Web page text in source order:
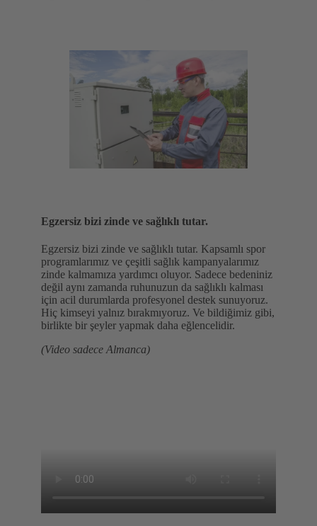
Egzersiz bizi zinde ve sağlıklı tutar.
Egzersiz bizi zinde ve sağlıklı tutar. Kapsamlı spor
programlarımız ve çeşitli sağlık kampanyalarımız
zinde kalmamıza yardımcı oluyor. Sadece bedeniniz
değil aynı zamanda ruhunuzun da sağlıklı kalması
için acil durumlarda profesyonel destek sunuyoruz.
Hiç kimseyi yalnız bırakmıyoruz. Ve bildiğimiz gibi,
birlikte bir şeyler yapmak daha eğlencelidir.
(Video sadece Almanca)